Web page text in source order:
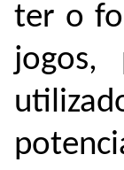
ter o
jogos,